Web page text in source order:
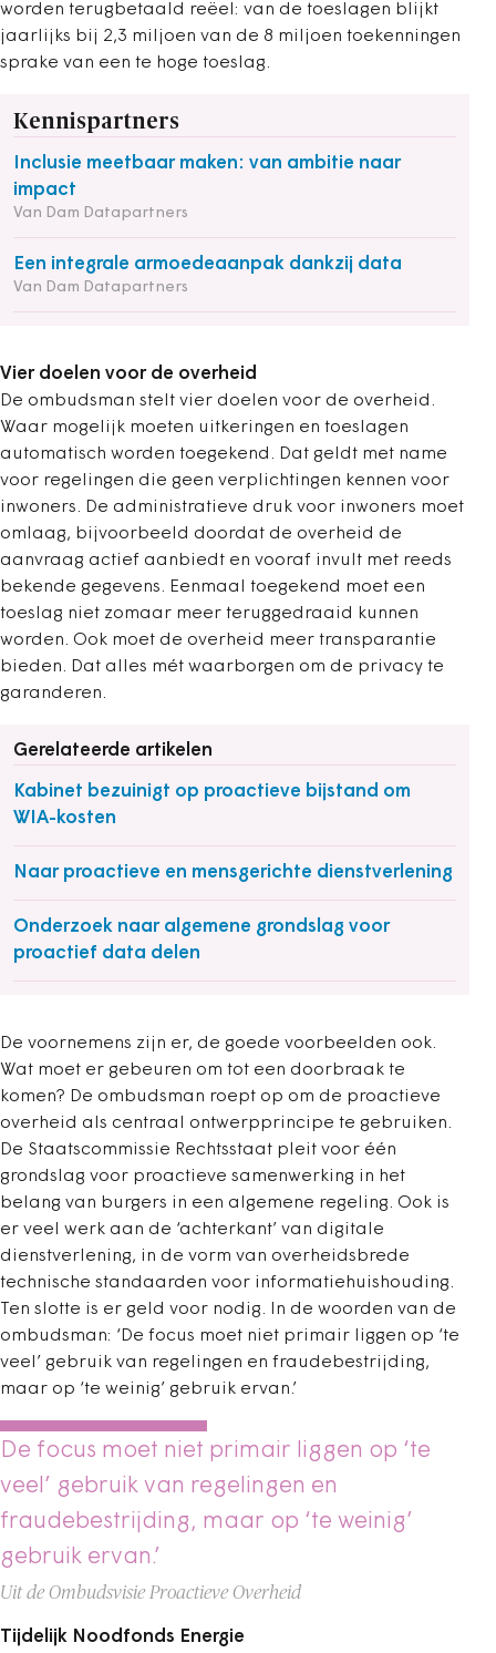
worden terugbetaald reëel: van de toeslagen blijkt
jaarlijks bij 2,3 miljoen van de 8 miljoen toekenningen
sprake van een te hoge toeslag.
Kennispartners
Inclusie meetbaar maken: van ambitie naar
impact
Van Dam Datapartners
Een integrale armoedeaanpak dankzij data
Van Dam Datapartners
Vier doelen voor de overheid
De ombudsman stelt vier doelen voor de overheid.
Waar mogelijk moeten uitkeringen en toeslagen
automatisch worden toegekend. Dat geldt met name
voor regelingen die geen verplichtingen kennen voor
inwoners. De administratieve druk voor inwoners moet
omlaag, bijvoorbeeld doordat de overheid de
aanvraag actief aanbiedt en vooraf invult met reeds
bekende gegevens. Eenmaal toegekend moet een
toeslag niet zomaar meer teruggedraaid kunnen
worden. Ook moet de overheid meer transparantie
bieden. Dat alles mét waarborgen om de privacy te
garanderen.
Gerelateerde artikelen
Kabinet bezuinigt op proactieve bijstand om
WIA-kosten
Naar proactieve en mensgerichte dienstverlening
Onderzoek naar algemene grondslag voor
proactief data delen
De voornemens zijn er, de goede voorbeelden ook.
Wat moet er gebeuren om tot een doorbraak te
komen? De ombudsman roept op om de proactieve
overheid als centraal ontwerpprincipe te gebruiken.
De Staatscommissie Rechtsstaat pleit voor één
grondslag voor proactieve samenwerking in het
belang van burgers in een algemene regeling. Ook is
er veel werk aan de ‘achterkant’ van digitale
dienstverlening, in de vorm van overheidsbrede
technische standaarden voor informatiehuishouding.
Ten slotte is er geld voor nodig. In de woorden van de
ombudsman: ‘De focus moet niet primair liggen op ‘te
veel’ gebruik van regelingen en fraudebestrijding,
maar op ‘te weinig’ gebruik ervan.’
De focus moet niet primair liggen op ‘te
veel’ gebruik van regelingen en
fraudebestrijding, maar op ‘te weinig’
gebruik ervan.’
Uit de Ombudsvisie Proactieve Overheid
Tijdelijk Noodfonds Energie